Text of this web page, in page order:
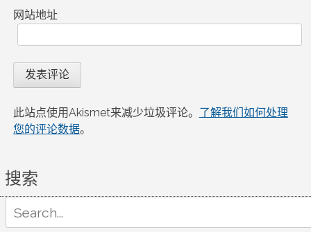
网站地址
此站点使用Akismet来减少垃圾评论。 了解我们如何处理
您的评论数据。
搜索
for: